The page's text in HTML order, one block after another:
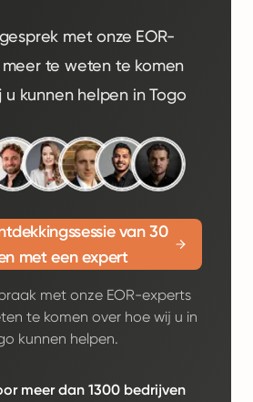
met onze EOR-
te weten te komen
kunnen helpen in Togo
van 30
met een expert
met onze EOR-experts
te komen over hoe wij u in
kunnen helpen.
meer dan 1300 bedrijven